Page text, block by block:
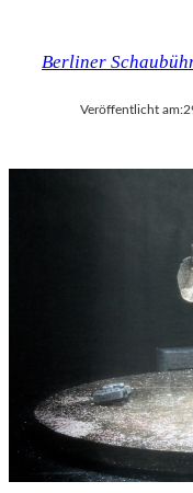
Berliner
Veröffentlicht am: